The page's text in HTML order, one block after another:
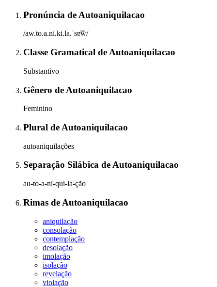
Pronúncia de Autoaniquilacao
/aw.to.a.ni.ki.la.ˈsɐ̃w̃/
Classe Gramatical de Autoaniquilacao
Substantivo
Gênero de Autoaniquilacao
Feminino
Plural de Autoaniquilacao
autoaniquilações
Separação Silábica deAutoaniquilacao
au-to-a-ni-qui-la-ção
Rimas de Autoaniquilacao
aniquilação
consolação
contemplação
desolação
imolação
isolação
revelação
violação